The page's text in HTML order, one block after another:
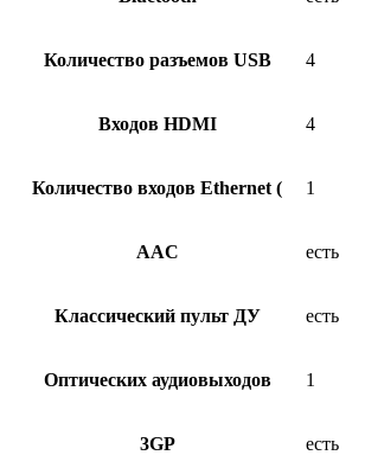
Количество разъемов USB 4
Входов HDMI 4
Количество входов Ethernet ( 1
AAC есть
Классический пульт ДУ есть
Оптических аудиовыходов 1
3GP есть